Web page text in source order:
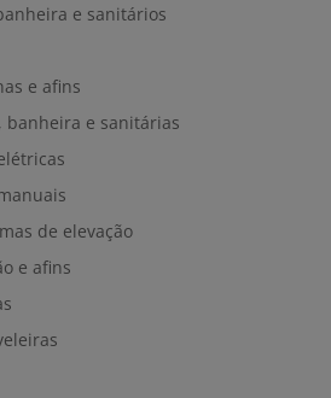
e sanitários
e afins
banheira e sanitárias
de elevação
e afins